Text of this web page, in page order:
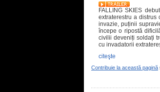
FALLING SKIES
extraterestru a
invazie, puținii
începe o ripostă
civilii deveniți soldați
cu invadatorii
citeşte
Contribuie la această pagină